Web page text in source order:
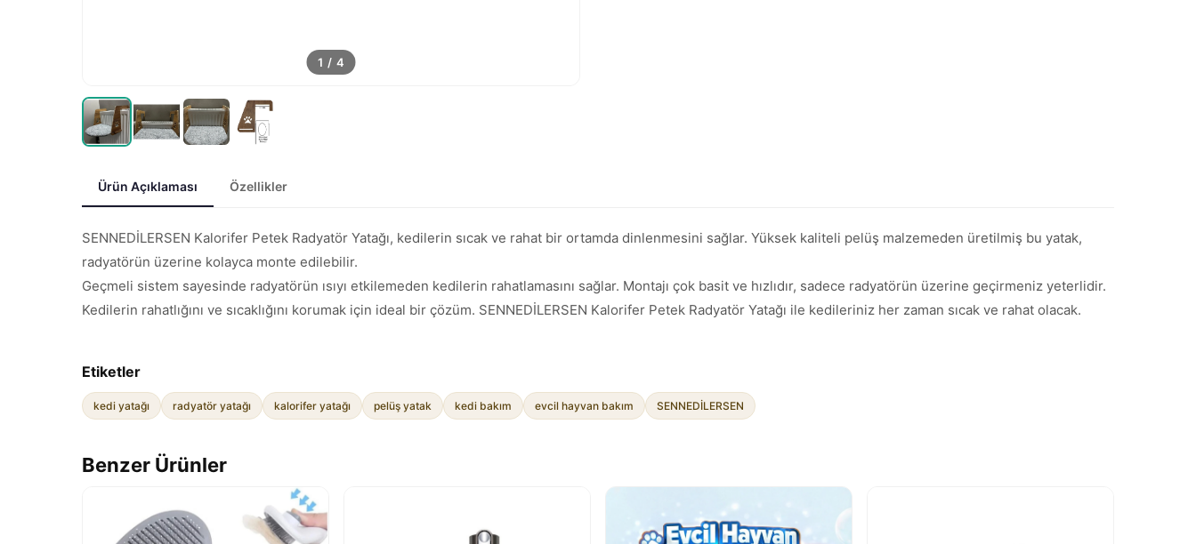
1 / 4
Ürün Açıklaması Özellikler
SENNEDİLERSEN Kalorifer Petek Radyatör Yatağı, kedilerin sıcak ve rahat bir ortamda dinlenmesini sağlar. Yüksek kaliteli pelüş malzemeden üretilmiş bu yatak,
radyatörün üzerine kolayca monte edilebilir.
Geçmeli sistem sayesinde radyatörün ısıyı etkilemeden kedilerin rahatlamasını sağlar. Montajı çok basit ve hızlıdır, sadece radyatörün üzerine geçirmeniz yeterlidir.
Kedilerin rahatlığını ve sıcaklığını korumak için ideal bir çözüm. SENNEDİLERSEN Kalorifer Petek Radyatör Yatağı ile kedileriniz her zaman sıcak ve rahat olacak.
Etiketler
kedi yatağı radyatör yatağı kalorifer yatağı pelüş yatak kedi bakım evcil hayvan bakım SENNEDİLERSEN
Benzer Ürünler